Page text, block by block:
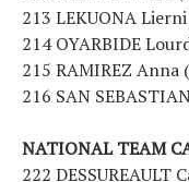
213 LEKUONA Lierni
214 OYARBIDE
215 RAMIREZ Anna
216 SAN
NATIONAL TEAM
222 DESSUREAULT